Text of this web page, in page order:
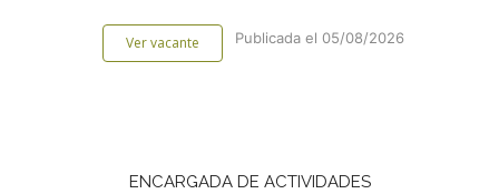
Ver vacante Publicada el 05/08/2026
ENCARGADA DE ACTIVIDADES